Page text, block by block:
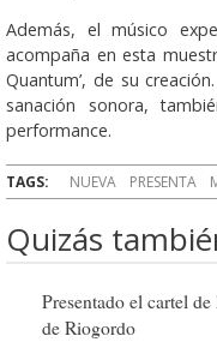
Además, el músico
acompaña en esta
Quantum’, de su
sanación sonora,
performance.
TAGS: NUEVA PRESENTA
Quizás
Presentado el cartel
de Riogordo